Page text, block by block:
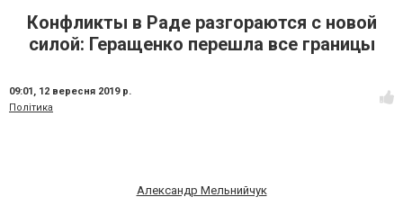
Конфликты в Раде разгораются с новой
силой: Геращенко перешла все границы
09:01, 12 вересня 2019 р.
Політика
Александр Мельнийчук